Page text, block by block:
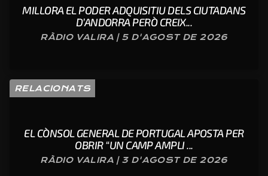
MILLORA EL PODER ADQUISITIU DELS CIUTADANS
D’ANDORRA PERÒ CREIX...
RÀDIO VALIRA | 5 D'AGOST DE 2026
RELACIONATS
EL CÒNSOL GENERAL DE PORTUGAL APOSTA PER
OBRIR “UN CAMP AMPLI ...
RÀDIO VALIRA | 3 D'AGOST DE 2026